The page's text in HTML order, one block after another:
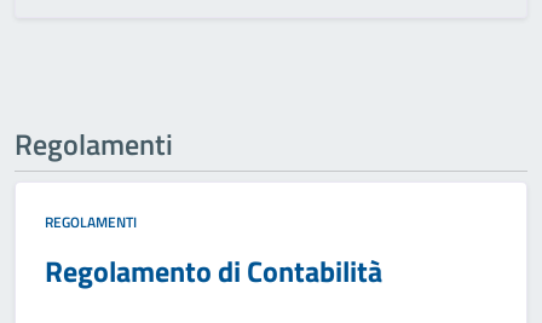
Regolamenti
REGOLAMENTI
Regolamento di Contabilità